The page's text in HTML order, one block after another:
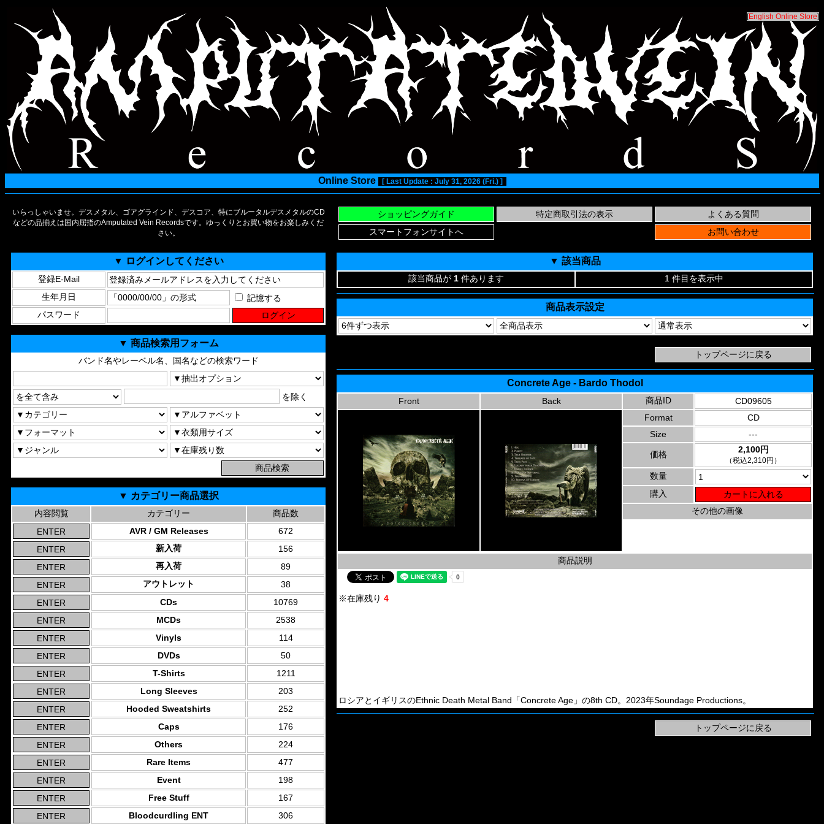
[English Online Store]
Online Store [ Last Update : July 31, 2026 (Fri.) ]
いらっしゃいませ。デスメタル、ゴアグラインド、デスコア、特にブルータルデスメタルのCD
などの品揃えは国内屈指のAmputated Vein Recordsです。ゆっくりとお買い物をお楽しみくだ
さい。
▼ ログインしてください
登録E-Mail
生年月日
記憶する
パスワード
▼ 商品検索用フォーム
バンド名やレーベル名、国名などの検索ワード
を除く
▼ カテゴリー商品選択
内容閲覧 カテゴリー
商品数
AVR / GM Releases
672
新入荷
156
再入荷
89
アウトレット
38
CDs
10769
MCDs
2538
Vinyls
114
DVDs
50
T-Shirts
1211
Long Sleeves
203
Hooded Sweatshirts
252
Caps
176
Others
224
Rare Items
477
Event
198
Free Stuff
167
Bloodcurdling ENT
306
▼ 該当商品
該当商品が 1 件あります 1 件目を表示中
商品表示設定
Concrete Age - Bardo Thodol
Front Back 商品ID
CD09605
Format
CD
Size
---
価格 2,100円
（税込2,310円）
数量
購入
その他の画像
商品説明
※在庫残り 4
ロシアとイギリスのEthnic Death Metal Band「Concrete Age」の8th CD。2023年Soundage Productions。